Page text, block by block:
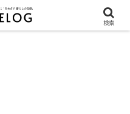
検索